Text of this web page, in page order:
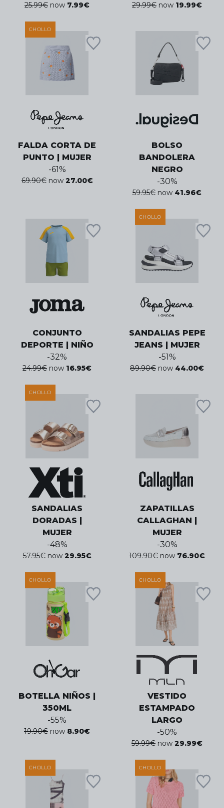
25.99€ now 7.99€ 29.99€ now 19.99€
CHOLLO
FALDA CORTA DE
PUNTO | MUJER
-61%
69.90€ now 27.00€
BOLSO
BANDOLERA
NEGRO
-30%
59.95€ now 41.96€
CONJUNTO
DEPORTE | NIÑO
-32%
24.99€ now 16.95€
CHOLLO
SANDALIAS PEPE
JEANS | MUJER
-51%
89.90€ now 44.00€
CHOLLO
SANDALIAS
DORADAS |
MUJER
-48%
57.95€ now 29.95€
ZAPATILLAS
CALLAGHAN |
MUJER
-30%
109.90€ now 76.90€
CHOLLO
BOTELLA NIÑOS |
350ML
-55%
19.90€ now 8.90€
CHOLLO
VESTIDO
ESTAMPADO
LARGO
-50%
59.99€ now 29.99€
CHOLLO CHOLLO